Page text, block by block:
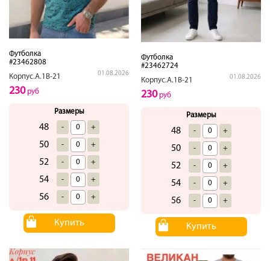
Футболка
#23462808
Корпус.А.1В-21
01.08.2026
230руб
Размеры
48 - +
50 - +
52 - +
54 - +
56 - +
Купить
Футболка
#23462724
Корпус.А.1В-21
01.08.2026
230руб
Размеры
48 - +
50 - +
52 - +
54 - +
56 - +
Купить